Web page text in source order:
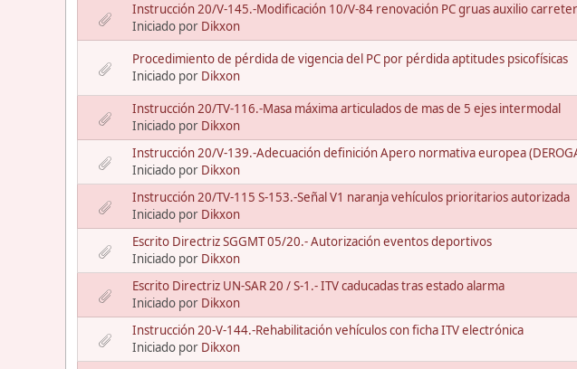
Instrucción 20/V-145.-Modificación 10/V-84 renovación PC gruas auxilio
Iniciado por Dikxon
Procedimiento de pérdida de vigencia del PC por pérdida aptitudes psicofísicas
Iniciado por Dikxon
Instrucción 20/TV-116.-Masa máxima articulados de mas de 5 ejes intermodal
Iniciado por Dikxon
Instrucción 20/V-139.-Adecuación definición Apero normativa europea
Iniciado por Dikxon
Instrucción 20/TV-115 S-153.-Señal V1 naranja vehículos prioritarios autorizada
Iniciado por Dikxon
Escrito Directriz SGGMT 05/20.- Autorización eventos deportivos
Iniciado por Dikxon
Escrito Directriz UN-SAR 20 / S-1.- ITV caducadas tras estado alarma
Iniciado por Dikxon
Instrucción 20-V-144.-Rehabilitación vehículos con ficha ITV electrónica
Iniciado por Dikxon